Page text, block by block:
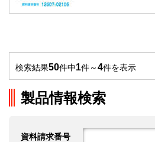
検索結果50件中1件～4件を表示
製品情報検索
資料請求番号